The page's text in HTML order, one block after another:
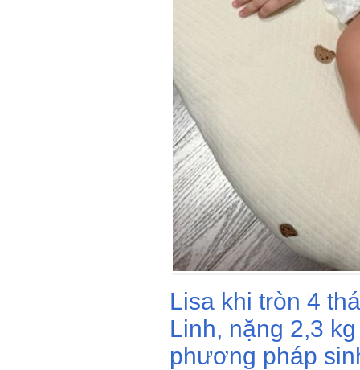
Lisa khi tròn 4
Linh, nặng 2,3
phương pháp